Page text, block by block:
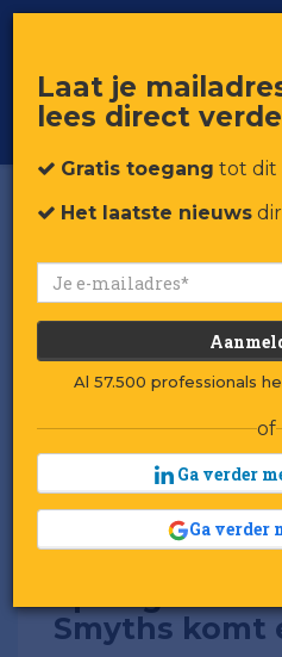
Voor professionals in retail & brands
Smyths komt
Laat je
lees direct
Gratis toegang tot dit
Het laatste nieuws
Al 57.500 professionals
of
Ga verder
Ga verder